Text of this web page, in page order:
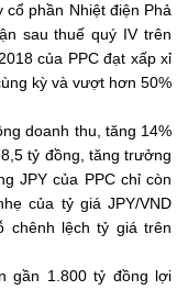
phần Nhiệt điện Phả
sau thuế quý IV trên
của PPC đạt xấp xỉ
kỳ và vượt hơn 50%
doanh thu, tăng 14%
tỷ đồng, tăng trưởng
JPY của PPC chỉ còn
của tỷ giá JPY/VND
chênh lệch tỷ giá trên
gần 1.800 tỷ đồng lợi